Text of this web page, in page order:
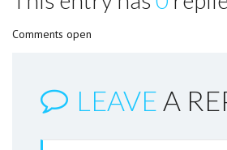
Comments open
LEAVE A